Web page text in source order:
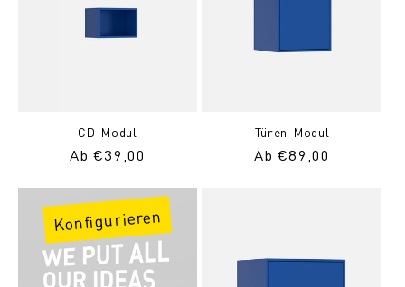
CD-Modul
Normaler
Ab €39,00
Türen-Modul
Normaler
Ab €89,00
Konfigurieren